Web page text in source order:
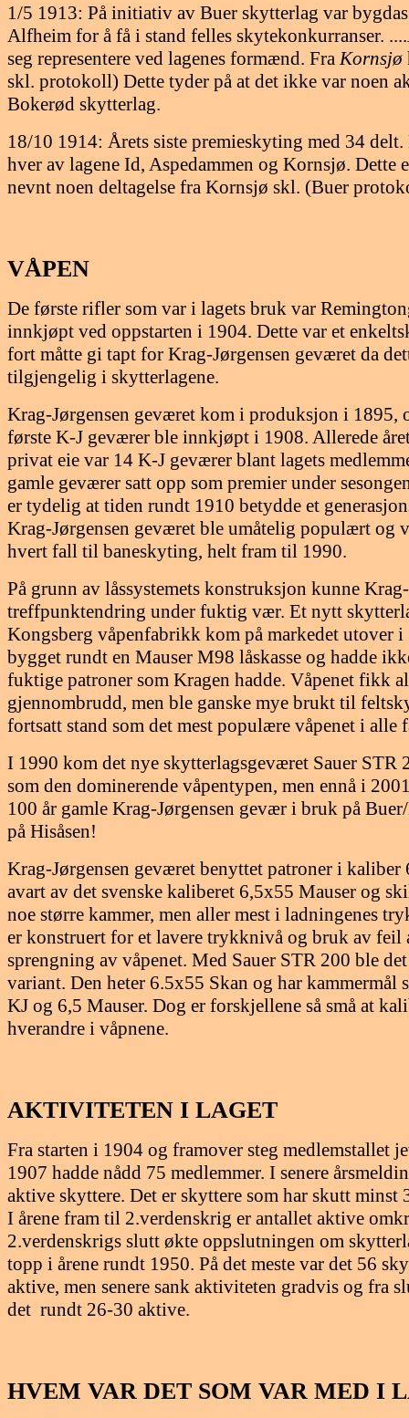
1/5 1913: På initiativ av Buer skytterlag var
Alfheim for å få i stand felles skytekonkurranser. ....
seg representere ved lagenes formænd. Fra Kornsjø
skl. protokoll) Dette tyder på at det ikke var noen
Bokerød skytterlag.
18/10 1914: Årets siste premieskyting med 34
hver av lagene Id, Aspedammen og Kornsjø. Dette
nevnt noen deltagelse fra Kornsjø skl. (Buer
VÅPEN
De første rifler som var i lagets bruk var
innkjøpt ved oppstarten i 1904. Dette var et
fort måtte gi tapt for Krag-Jørgensen geværet da
tilgjengelig i skytterlagene.
Krag-Jørgensen geværet kom i produksjon i 1895,
første K-J geværer ble innkjøpt i 1908. Allerede
privat eie var 14 K-J geværer blant lagets
gamle geværer satt opp som premier under
er tydelig at tiden rundt 1910 betydde et
Krag-Jørgensen geværet ble umåtelig populært og
hvert fall til baneskyting, helt fram til 1990.
På grunn av låssystemets konstruksjon kunne
treffpunktendring under fuktig vær. Et nytt
Kongsberg våpenfabrikk kom på markedet utover i
bygget rundt en Mauser M98 låskasse og hadde
fuktige patroner som Kragen hadde. Våpenet fikk
gjennombrudd, men ble ganske mye brukt til
fortsatt stand som det mest populære våpenet i
I 1990 kom det nye skytterlagsgeværet Sauer STR
som den dominerende våpentypen, men ennå i
100 år gamle Krag-Jørgensen gevær i bruk på
på Hisåsen!
Krag-Jørgensen geværet benyttet patroner i kaliber
avart av det svenske kaliberet 6,5x55 Mauser og
noe større kammer, men aller mest i ladningenes
er konstruert for et lavere trykknivå og bruk av
sprengning av våpenet. Med Sauer STR 200 ble
variant. Den heter 6.5x55 Skan og har kammermål
KJ og 6,5 Mauser. Dog er forskjellene så små at
hverandre i våpnene.
AKTIVITETEN I LAGET
Fra starten i 1904 og framover steg medlemstallet
1907 hadde nådd 75 medlemmer. I senere
aktive skyttere. Det er skyttere som har skutt minst
I årene fram til 2.verdenskrig er antallet aktive
2.verdenskrigs slutt økte oppslutningen om
topp i årene rundt 1950. På det meste var det 56
aktive, men senere sank aktiviteten gradvis og fra
det rundt 26-30 aktive.
HVEM VAR DET SOM VAR MED I